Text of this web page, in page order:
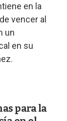
en la
vencer al
un
en su
para la